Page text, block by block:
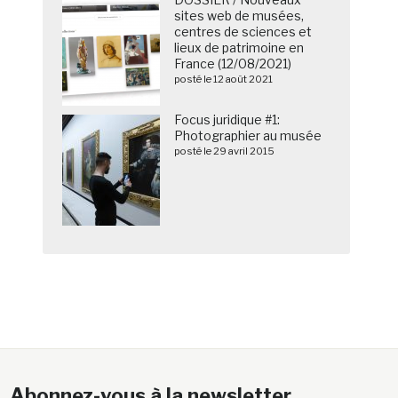
sites web de musées,
centres de sciences et
lieux de patrimoine en
France (12/08/2021)
posté le 12 août 2021
Focus juridique #1:
Photographier au musée
posté le 29 avril 2015